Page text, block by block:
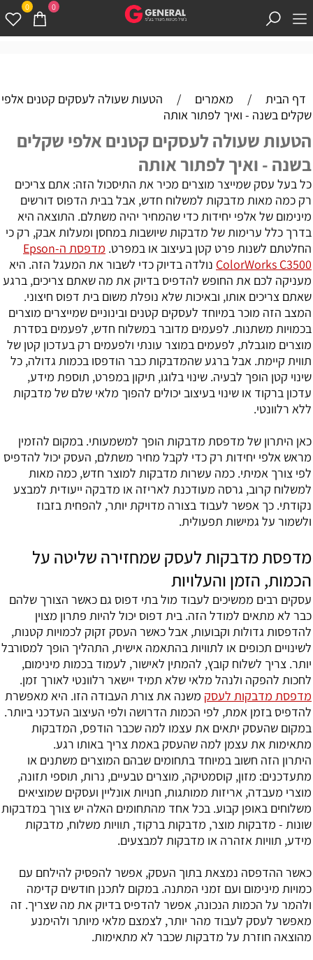
0 0
דף הבית / מאמרים /
הטעות שעולה לעסקים קטנים אלפי
שקלים בשנה - ואיך לפתור אותה
הטעות שעולה לעסקים קטנים אלפי שקלים
בשנה - ואיך לפתור אותה
כל בעל עסק שמייצר מוצרים מכיר את התיסכול הזה: אתם צריכים
רק כמה מאות מדבקות למשלוח חדש, אבל בבית הדפוס דורשים
מינימום של אלפי יחידות כדי שהמחיר יהיה משתלם. התוצאה היא
בדרך כלל ערימות של מדבקות שיושבות במחסן ומעלות אבק, רק כי
החלטתם לשנות פרט קטן בעיצוב או במפרט.
מדפסת ה-Epson
ColorWorks C3500 נולדה בדיוק כדי לשבור את המעגל הזה. היא
מעניקה לכם את החופש להדפיס בדיוק את מה שאתם צריכים, ברגע
שאתם צריכים אותו, ובאיכות שלא נופלת משום בית דפוס חיצוני.
המצב הזה מוכר במיוחד לעסקים קטנים ובינוניים שמייצרים מוצרים
בכמויות משתנות. לפעמים מדובר במשלוח חדש, לפעמים בסדרת
מוצרים מוגבלת, לפעמים במוצר עונתי ולפעמים רק בעדכון קטן של
תווית קיימת. אבל ברגע שהמדבקות כבר הודפסו בכמות גדולה, כל
שינוי קטן הופך לבעיה. שינוי בלוגו, תיקון במפרט, תוספת מידע,
עדכון ברקוד או שינוי בעיצוב יכולים להפוך מלאי שלם של מדבקות
ללא רלוונטי.
כאן היתרון של מדפסת מדבקות הופך למשמעותי. במקום להזמין
מראש אלפי יחידות רק כדי לקבל מחיר משתלם, העסק יכול להדפיס
לפי צורך אמיתי. כמה עשרות מדבקות למוצר חדש, כמה מאות
למשלוח קרוב, גרסה מעודכנת לאריזה או מדבקה ייעודית למבצע
נקודתי. כך אפשר לעבוד בצורה מדויקת יותר, להפחית בזבוז
ולשמור על גמישות תפעולית.
מדפסת מדבקות לעסק שמחזירה שליטה על
הכמות, הזמן והעלויות
עסקים רבים ממשיכים לעבוד מול בתי דפוס גם כאשר הצורך שלהם
כבר לא מתאים למודל הזה. בית דפוס יכול להיות פתרון מצוין
להדפסות גדולות וקבועות, אבל כאשר העסק זקוק לכמויות קטנות,
לשינויים תכופים או לתוויות בהתאמה אישית, התהליך הופך למסורבל
יותר. צריך לשלוח קובץ, להמתין לאישור, לעמוד בכמות מינימום,
לחכות להפקה ולנהל מלאי שלא תמיד יישאר רלוונטי לאורך זמן.
מדפסת מדבקות לעסק משנה את צורת העבודה הזו. היא מאפשרת
להדפיס בזמן אמת, לפי הכמות הדרושה ולפי העיצוב העדכני ביותר.
במקום שהעסק יתאים את עצמו למה שכבר הודפס, המדבקות
מתאימות את עצמן למה שהעסק באמת צריך באותו רגע.
היתרון הזה חשוב במיוחד בתחומים שבהם המוצרים משתנים או
מתעדכנים: מזון, קוסמטיקה, מוצרים טבעיים, נרות, תוספי תזונה,
מוצרי מעבדה, אריזות ממותגות, חנויות אונליין ועסקים שמוציאים
משלוחים באופן קבוע. בכל אחד מהתחומים האלה יש צורך במדבקות
שונות - מדבקות מוצר, מדבקות ברקוד, תוויות משלוח, מדבקות
מידע, תוויות אזהרה או מדבקות למבצעים.
כאשר ההדפסה נמצאת בתוך העסק, אפשר להפסיק להילחם עם
כמויות מינימום ועם זמני המתנה. במקום לתכנן חודשים קדימה
ולהמר על הכמות הנכונה, אפשר להדפיס בדיוק את מה שצריך. זה
מאפשר לעסק לעבוד מהר יותר, לצמצם מלאי מיותר ולהימנע
מהוצאה חוזרת על מדבקות שכבר לא מתאימות.